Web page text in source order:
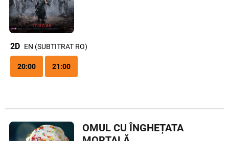
2D EN (SUBTITRAT RO)
20:00 21:00
OMUL CU ÎNGHEȚATA